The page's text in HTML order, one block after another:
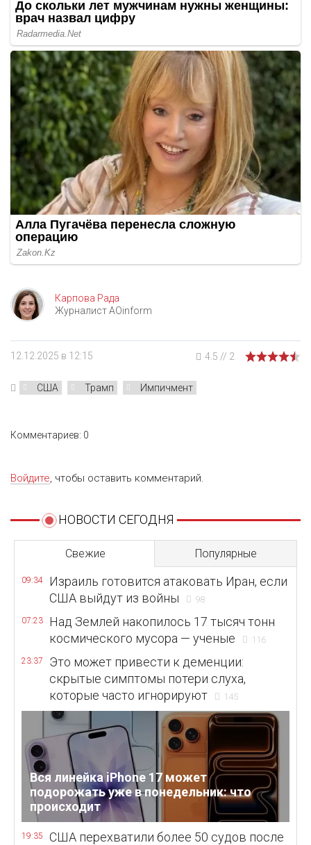
Карпова Рада
Журналист AOinform
12.12.2025 в 12:15 4.5 // 2
США Трамп Импичмент
Комментариев: 0
Войдите, чтобы оставить комментарий.
НОВОСТИ СЕГОДНЯ
Свежие Популярные
09:34
Израиль готовится атаковать Иран, если
США выйдут из войны
98
07:23
Над Землей накопилось 17 тысяч тонн
космического мусора — ученые
116
23:37
Это может привести к деменции:
скрытые симптомы потери слуха,
которые часто игнорируют
145
Вся линейка iPhone 17 может
подорожать уже в понедельник: что
происходит
19:35
США перехватили более 50 судов после